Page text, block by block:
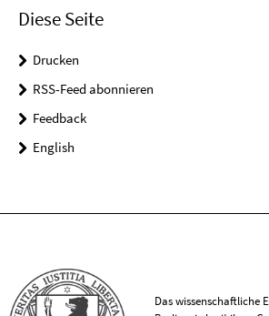
Diese Seite
Drucken
RSS-Feed abonnieren
Feedback
English
Das wissenschaftliche